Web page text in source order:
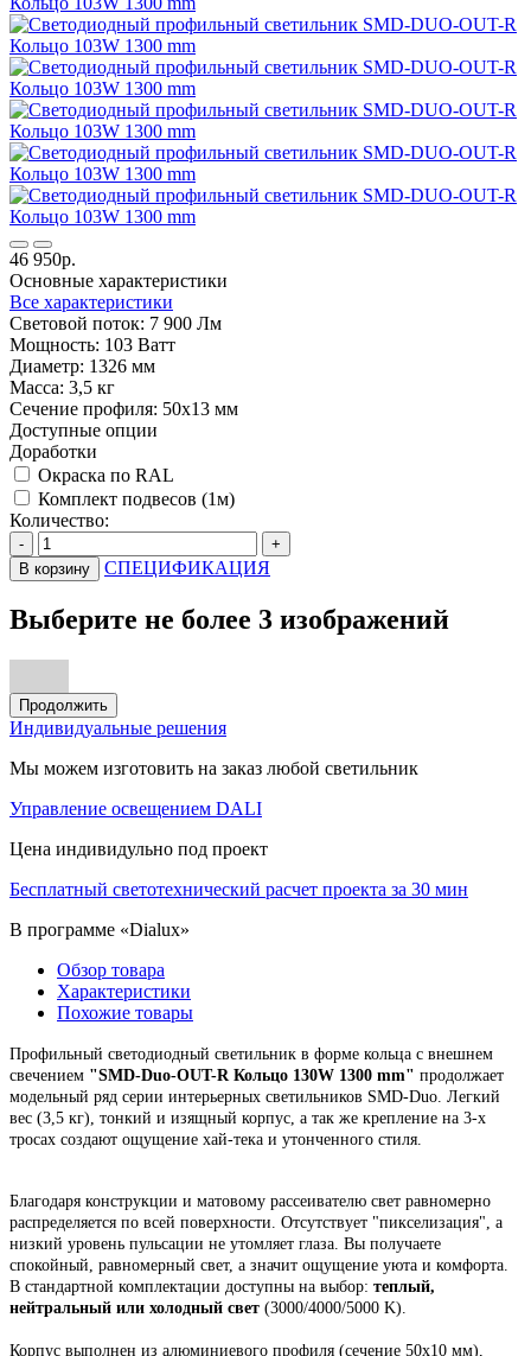
46 950р.
Основные характеристики
Все характеристики
Световой поток: 7 900 Лм
Мощность: 103 Ватт
Диаметр: 1326 мм
Масса: 3,5 кг
Сечение профиля: 50х13 мм
Доступные опции
Доработки
Окраска по RAL
Комплект подвесов (1м)
Количество:
-
+
В корзину
СПЕЦИФИКАЦИЯ
Выберите не более 3 изображений
Продолжить
Индивидуальные решения
Мы можем изготовить на заказ любой светильник
Управление освещением DALI
Цена индивидульно под проект
Бесплатный светотехнический расчет проекта за 30 мин
В программе «Dialux»
Обзор товара
Характеристики
Похожие товары
Профильный светодиодный светильник в форме кольца с внешнем
свечением "SMD-Duo-OUT-R Кольцо 130W 1300 mm" продолжает
модельный ряд серии интерьерных светильников SMD-Duo. Легкий
вес (3,5 кг), тонкий и изящный корпус, а так же крепление на 3-х
тросах создают ощущение хай-тека и утонченного стиля.
Благодаря конструкции и матовому рассеивателю свет равномерно
распределяется по всей поверхности. Отсутствует "пикселизация", а
низкий уровень пульсации не утомляет глаза. Вы получаете
спокойный, равномерный свет, а значит ощущение уюта и комфорта.
В стандартной комплектации доступны на выбор: теплый,
нейтральный или холодный свет (3000/4000/5000 K).
Корпус выполнен из алюминиевого профиля (сечение 50х10 мм),